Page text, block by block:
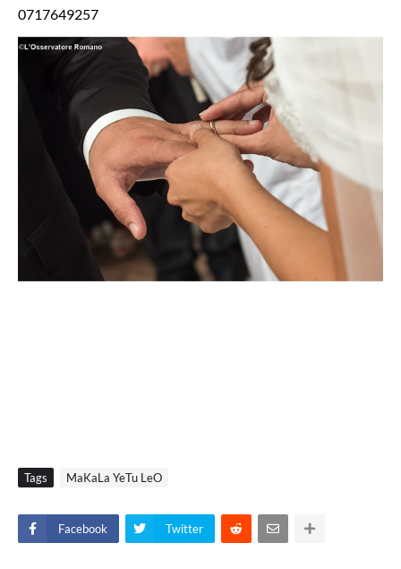
0717649257
Tags MaKaLa YeTu LeO
Facebook Twitter